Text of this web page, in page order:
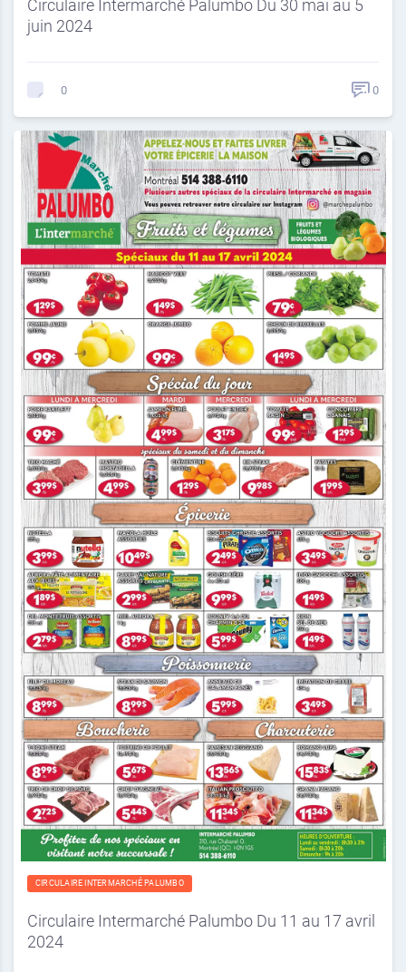
Circulaire Intermarché Palumbo Du 30 mai au 5
juin 2024
0 0
CIRCULAIRE INTERMARCHÉ PALUMBO
Circulaire Intermarché Palumbo Du 11 au 17 avril
2024